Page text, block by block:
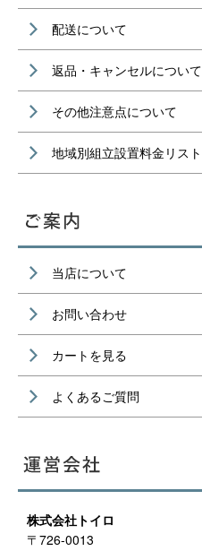
配送について
返品・キャンセルについて
その他注意点について
地域別組立設置料金リスト
当店について
お問い合わせ
カートを見る
よくあるご質問
株式会社トイロ
〒726-0013